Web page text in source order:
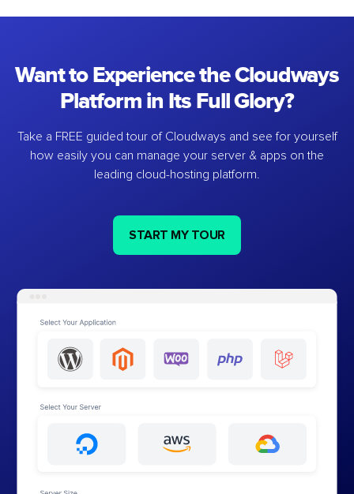
Want to Experience the Cloudways
Platform in Its Full Glory?
Take a FREE guided tour of Cloudways and see for yourself
how easily you can manage your server & apps on the
leading cloud-hosting platform.
START MY TOUR